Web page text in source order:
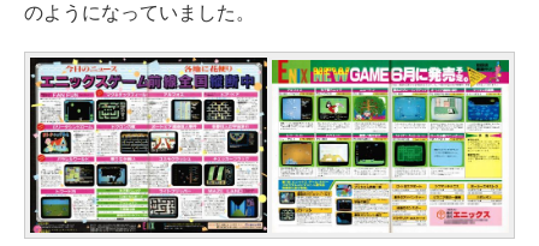
のようになっていました。